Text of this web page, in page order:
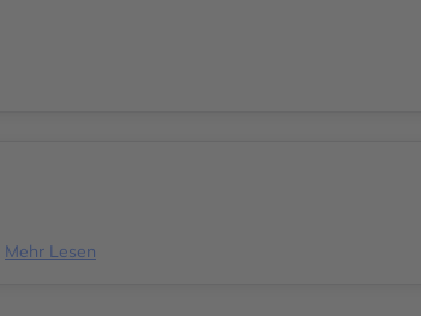
Mehr Lesen